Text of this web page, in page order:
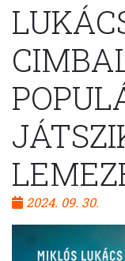
2024. 09. 30.